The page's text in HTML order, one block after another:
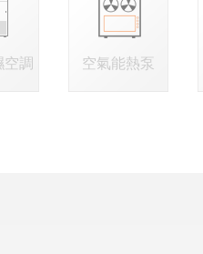
調 空氣能熱泵